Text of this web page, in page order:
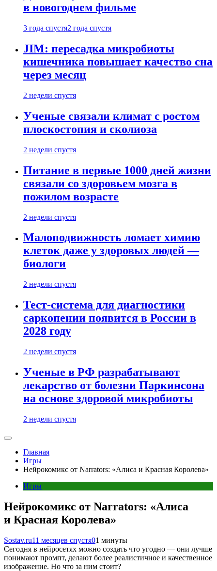
в новогоднем фильме
3 года спустя2 года спустя
JIM: пересадка микробиоты
кишечника повышает качество сна
через месяц
2 недели спустя
Ученые связали климат с ростом
плоскостопия и сколиоза
2 недели спустя
Питание в первые 1000 дней жизни
связали со здоровьем мозга в
пожилом возрасте
2 недели спустя
Малоподвижность ломает химию
клеток даже у здоровых людей —
биологи
2 недели спустя
Тест-система для диагностики
саркопении появится в России в
2028 году
2 недели спустя
Ученые в РФ разрабатывают
лекарство от болезни Паркинсона
на основе здоровой микробиоты
2 недели спустя
Главная
Игры
Нейрокомикс от Narrators: «Алиса и Красная Королева»
Игры
Нейрокомикс от Narrators: «Алиса
и Красная Королева»
Sostav.ru11 месяцев спустя01 минуты
Сегодня в нейросетях можно создать что угодно — они лучше
понимают промпт, делают более реалистичное и качественное
изображение. Но что за ним стоит?